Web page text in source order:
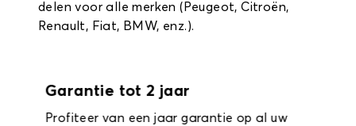
delen voor alle merken (Peugeot, Citroën,
Renault, Fiat, BMW, enz.).
Garantie tot 2 jaar
Profiteer van een jaar garantie op al uw